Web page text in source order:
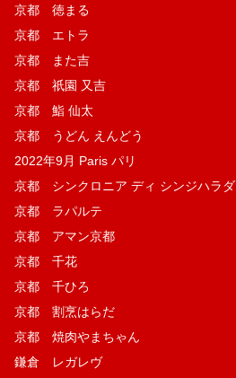
京都 徳まる
京都 エトラ
京都 また吉
京都 祇園 又吉
京都 鮨 仙太
京都 うどん えんどう
2022年9月 Paris パリ
京都 シンクロニア ディ シンジハラダ
京都 ラパルテ
京都 アマン京都
京都 千花
京都 千ひろ
京都 割烹はらだ
京都 焼肉やまちゃん
鎌倉 レガレヴ